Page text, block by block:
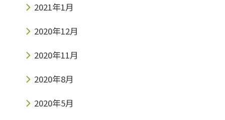
2021年1月
2020年12月
2020年11月
2020年8月
2020年5月